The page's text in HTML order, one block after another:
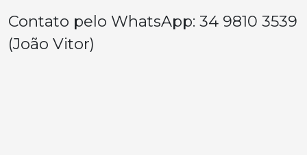
Contato pelo WhatsApp: 34 9810 3539
(João Vitor)